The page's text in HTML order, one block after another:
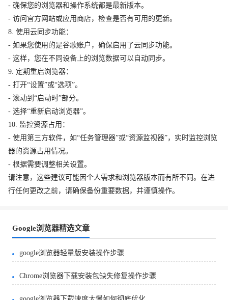
- 确保您的浏览器和操作系统都是最新版本。
- 访问官方网站或应用商店，检查是否有可用的更新。
8. 使用云同步功能：
- 如果您使用的是谷歌账户，确保启用了云同步功能。
- 这样，您在不同设备上的浏览数据可以自动同步。
9. 定期重启浏览器：
- 打开“设置”或“选项”。
- 滚动到“启动时”部分。
- 选择“重新启动浏览器”。
10. 监控资源占用：
- 使用第三方软件，如“任务管理器”或“资源监视器”，实时监控浏览
器的资源占用情况。
- 根据需要调整相关设置。
请注意，这些建议可能因个人需求和浏览器版本而有所不同。在进
行任何更改之前，请确保备份重要数据，并谨慎操作。
Google浏览器精选文章
google浏览器轻量版安装操作步骤
Chrome浏览器下载安装包缺失修复操作步骤